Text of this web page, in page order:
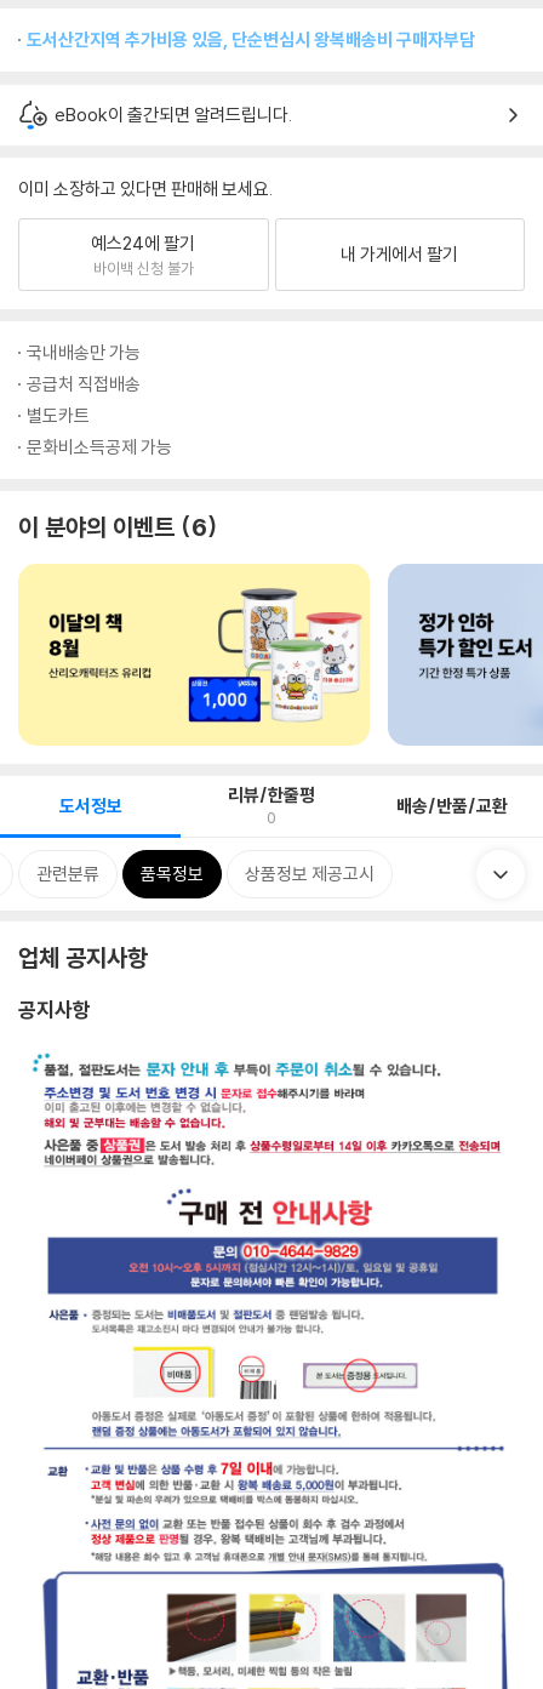
도서산간지역 추가비용 있음, 단순변심시 왕복배송비 구매자부담
eBook이 출간되면 알려드립니다.
이미 소장하고 있다면 판매해 보세요.
예스24에 팔기
바이백 신청 불가
내 가게에서 팔기
국내배송만 가능
공급처 직접배송
별도카트
문화비소득공제 가능
이 분야의 이벤트 6
도서정보 리뷰/한줄평
0 배송/반품/교환
관련분류 품목정보 상품정보 제공고시
업체 공지사항
공지사항